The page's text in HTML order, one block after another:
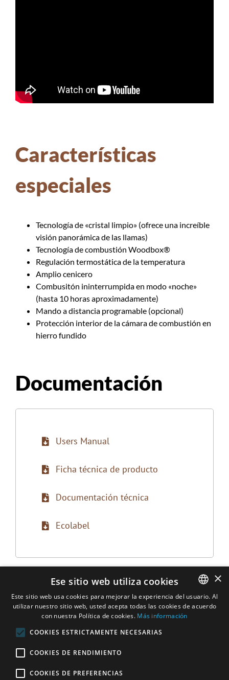
Características
especiales
Tecnología de «cristal limpio» (ofrece una increíble
visión panorámica de las llamas)
Tecnología de combustión Woodbox®
Regulación termostática de la temperatura
Amplio cenicero
Combusitón ininterrumpida en modo «noche»
(hasta 10 horas aproximadamente)
Mando a distancia programable (opcional)
Protección interior de la cámara de combustión en
hierro fundido
Documentación
Users Manual
Ficha técnica de producto
Documentación técnica
Ecolabel
ENGLISH
×
Ese sitio web utiliza cookies
Este sitio web usa cookies para mejorar la experiencia del usuario. Al
utilizar nuestro sitio web, usted acepta todas las cookies de acuerdo
con nuestra Política de cookies. Más información
COOKIES ESTRICTAMENTE NECESARIAS
COOKIES DE RENDIMIENTO
COOKIES DE PREFERENCIAS